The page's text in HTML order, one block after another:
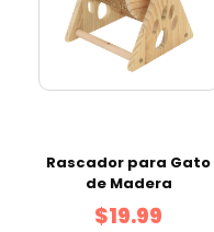
Rascador para Gato
de Madera
$19.99